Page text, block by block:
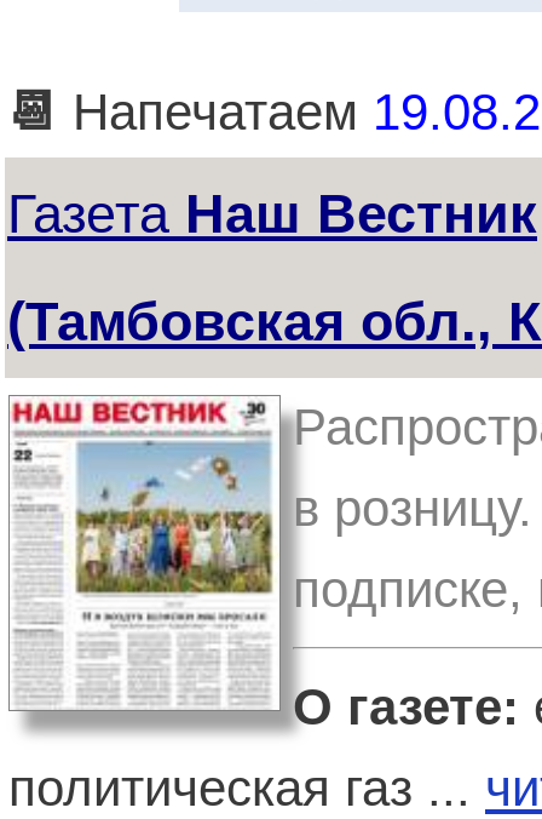
📆 Напечатаем
Газета Наш Вестник
(Тамбовская обл.,
в
О газете:
политическая газ ...